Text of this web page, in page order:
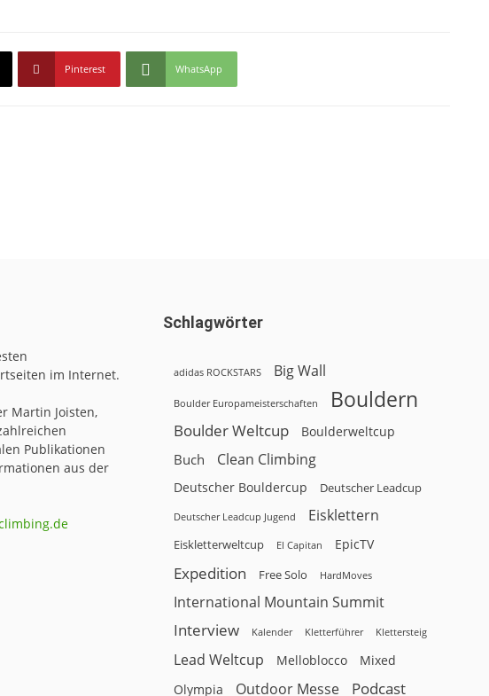
Pinterest WhatsApp
im Internet.
Martin Joisten,
Publikationen
aus der
Schlagwörter
adidas ROCKSTARS Big Wall
Boulder Europameisterschaften Bouldern
Boulder Weltcup Boulderweltcup
Buch Clean Climbing
Deutscher Bouldercup Deutscher Leadcup
Deutscher Leadcup Jugend Eisklettern
Eiskletterweltcup El Capitan EpicTV
Expedition Free Solo HardMoves
International Mountain Summit
Interview Kalender Kletterführer Klettersteig
Lead Weltcup Melloblocco Mixed
Olympia Outdoor Messe Podcast